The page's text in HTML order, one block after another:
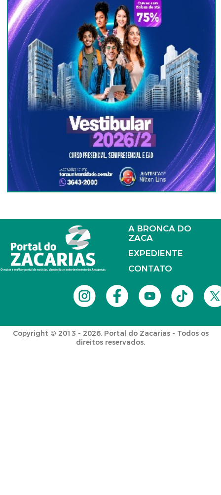
A BRONCA DO
ZACA
EXPEDIENTE
CONTATO
Copyright © 2013 - 2026. Portal do Zacarias - Todos os
direitos reservados.